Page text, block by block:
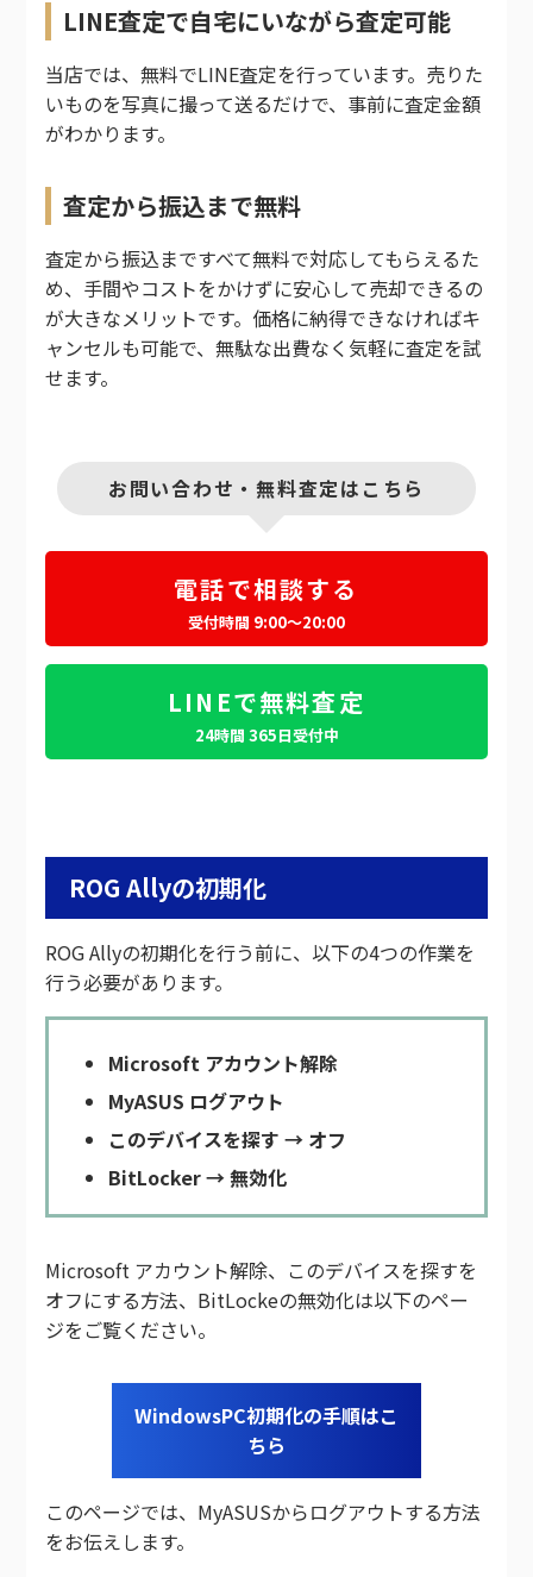
LINE査定で自宅にいながら査定可能
当店では、無料でLINE査定を行っています。売りた
いものを写真に撮って送るだけで、事前に査定金額
がわかります。
査定から振込まで無料
査定から振込まですべて無料で対応してもらえるた
め、手間やコストをかけずに安心して売却できるの
が大きなメリットです。価格に納得できなければキ
ャンセルも可能で、無駄な出費なく気軽に査定を試
せます。
お問い合わせ・無料査定はこちら
電話で相談する
受付時間 9:00～20:00
LINEで無料査定
24時間 365日受付中
ROG Allyの初期化
ROG Allyの初期化を行う前に、以下の4つの作業を
行う必要があります。
Microsoft アカウント解除
MyASUS ログアウト
このデバイスを探す → オフ
BitLocker → 無効化
Microsoft アカウント解除、このデバイスを探すを
オフにする方法、BitLockeの無効化は以下のペー
ジをご覧ください。
WindowsPC初期化の手順はこ
ちら
このページでは、MyASUSからログアウトする方法
をお伝えします。